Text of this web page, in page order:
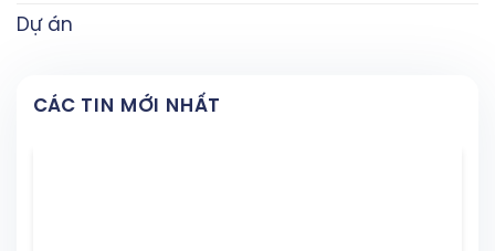
Dự án
CÁC TIN MỚI NHẤT